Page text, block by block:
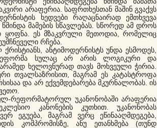
არაფერია. საფრთხესთან მაშინ გვაქვს
ხედვები რაღაცნაირად ემთხვევა
მამების სწავლებას. სწორედ ამ დროს
ყოფნა. ეს მზაკვრული მეთოდია, რომელიც
რჩება.
ანტიმოდერნისტს უნდა ესმოდეს,
სულაც არ არის ლოგიკური და
ხელოვნურად თავს მოხვეული ჭირია.
თვალსაზრისით, მაგრამ ეს კატასტროფა
და არ ექვემდებარება მკურნალობას. ის
რეფორმატორულ უკანონობაში არაფერია
კანონების კუთხით. უკანონობას
ეგუება, მაგრამ ვერც ეწინააღმდეგება,
კომპრომისზე, ანუ ეთანხმება (თუნდ